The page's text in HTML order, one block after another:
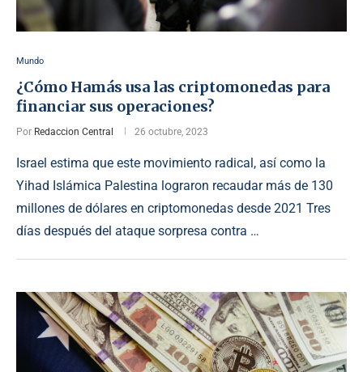
Mundo
¿Cómo Hamás usa las criptomonedas para
financiar sus operaciones?
Por Redaccion Central 26 octubre, 2023
Israel estima que este movimiento radical, así como la
Yihad Islámica Palestina lograron recaudar más de 130
millones de dólares en criptomonedas desde 2021 Tres
días después del ataque sorpresa contra …